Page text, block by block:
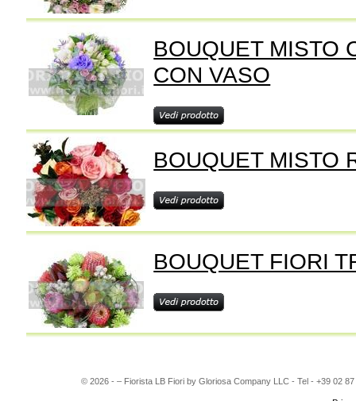
BOUQUET MISTO
CON VASO
BOUQUET MISTO
BOUQUET FIORI
© 2026 - – Fiorista LB Fiori by Gloriosa Company LLC - Tel - +39 02